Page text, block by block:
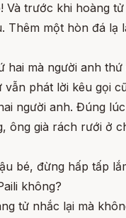
Và trước khi hoàng
Thêm một hòn đá lạ
hai mà người anh
vẫn phát lời kêu gọi
người anh. Đúng
ông già rách rưới ở
bé, đừng hấp tấp
không?
tử nhắc lại mà